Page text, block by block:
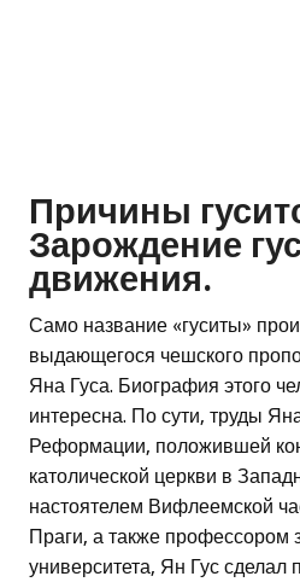
Причины
Зарождение
движения.
Само название «гуситы»
выдающегося чешского
Яна Гуса. Биография этого
интересна. По сути, труды
Реформации, положившей
католической церкви в
настоятелем Вифлеемской
Праги, а также профессором
университета, Ян Гус сделал